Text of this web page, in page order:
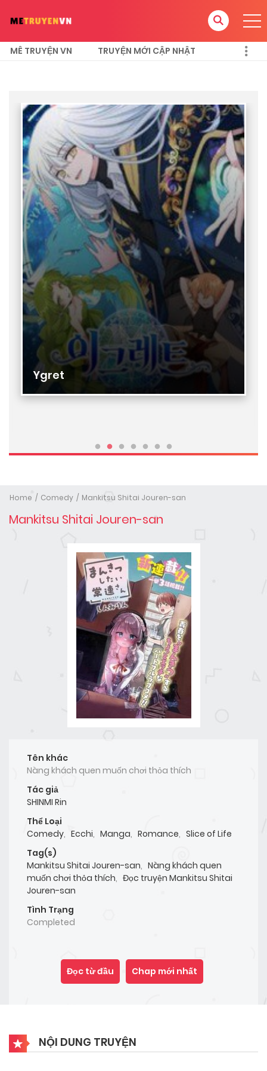
MÊ TRUYỆN VN TRUYỆN MỚI CẬP NHẬT
Ygret
Home Comedy Mankitsu Shitai Jouren-san
Mankitsu Shitai Jouren-san
Tên khác
Nàng khách quen muốn chơi thỏa thích
Tác giả
SHINMI Rin
Thể Loại
Comedy, Ecchi, Manga, Romance, Slice of Life
Tag(s)
Mankitsu Shitai Jouren-san, Nàng khách quen
muốn chơi thỏa thích, Đọc truyện Mankitsu Shitai
Jouren-san
Tình Trạng
Completed
Đọc từ đầu Chap mới nhất
NỘI DUNG TRUYỆN